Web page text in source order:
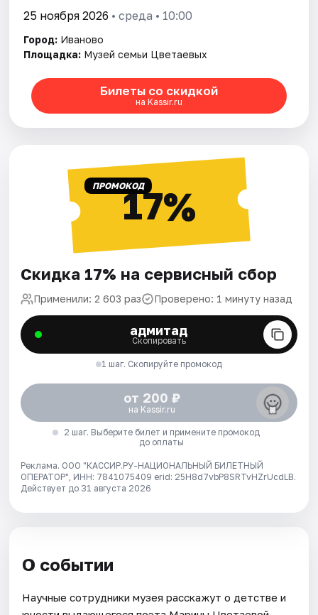
25 ноября 2026 • среда • 10:00
Город: Иваново
Площадка: Музей семьи Цветаевых
Билеты со скидкой
на Kassir.ru
ПРОМОКОД17%
Скидка 17% на сервисный сбор
Применили: 2 603 раз Проверено: 1 минуту назад
адмитад
Скопировать
1 шаг. Скопируйте промокод
от 200 ₽
на Kassir.ru
2 шаг. Выберите билет и примените промокод
до оплаты
Реклама. ООО "КАССИР.РУ-НАЦИОНАЛЬНЫЙ БИЛЕТНЫЙ
ОПЕРАТОР", ИНН: 7841075409 erid: 25H8d7vbP8SRTvHZrUcdLB.
Действует до 31 августа 2026
О событии
Научные сотрудники музея расскажут о детстве и